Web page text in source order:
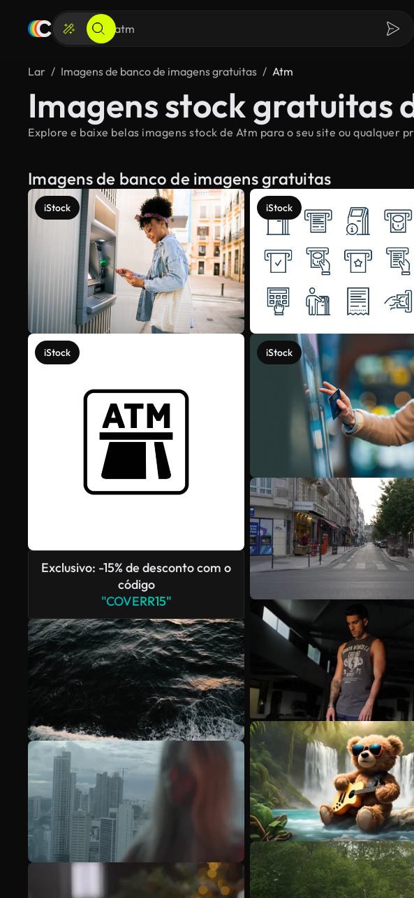
Lar Imagens de banco de imagens gratuitas Atm
Imagens stock gratuitas
Explore e baixe belas imagens stock de Atm para o seu site ou
Imagens de banco de imagens gratuitas
iStock
iStock
Exclusivo: -15% de desconto com o
código
"COVERR15"
iStock
iStock